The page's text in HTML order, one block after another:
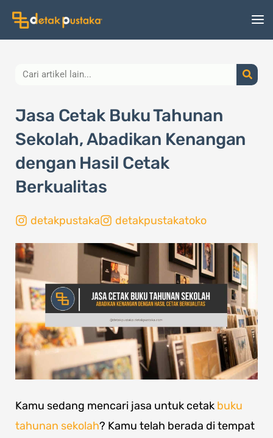
Lewati
Search
Jasa Cetak Buku Tahunan
Sekolah, Abadikan Kenangan
dengan Hasil Cetak
Berkualitas
detakpustaka detakpustakatoko
Kamu sedang mencari jasa untuk cetak buku
tahunan sekolah? Kamu telah berada di tempat